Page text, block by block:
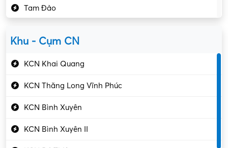
Kiểm soát chất lượng
Kỹ sư cơ khí
Kỹ sư điện
Kỹ thuật cao
Kỹ thuật mạng – IT
Làm bán thời gian
Tam Đảo
Khu - Cụm CN
KCN Khai Quang
KCN Thăng Long Vĩnh Phúc
KCN Bình Xuyên
KCN Bình Xuyên II